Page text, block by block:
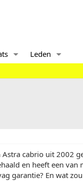
Leden
cabrio uit 2002
en heeft een
garantie? En wat